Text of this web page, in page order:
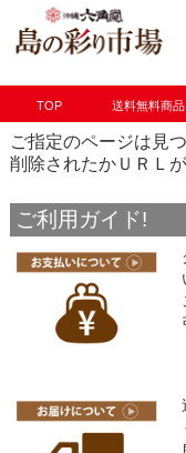
TOP 送料無料商品
ご指定のページは見
削除されたかＵＲＬ
ご利用ガイド!